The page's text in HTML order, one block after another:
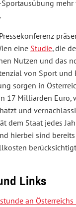
eine Studie, die
Nutzen und das
von Sport und
sorgen in
17 Milliarden Euro,
und
dem Staat jedes
hierbei sind
Links
an Österreichs